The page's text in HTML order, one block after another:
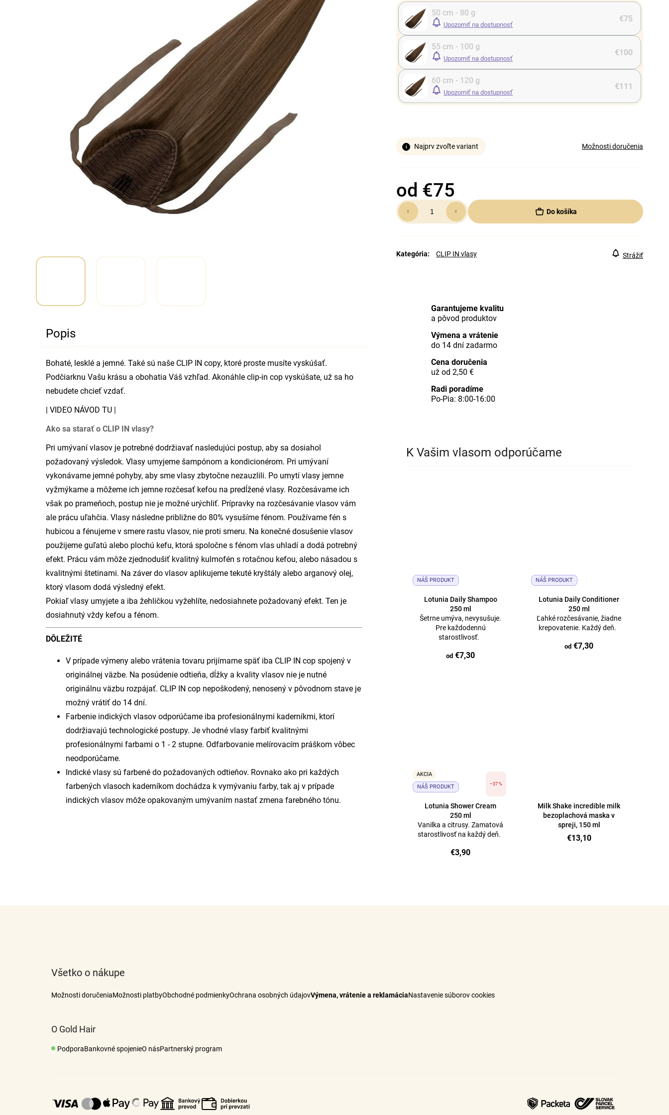
50 cm - 80 g
Upozorniť na dostupnosť
€75
55 cm - 100 g
Upozorniť na dostupnosť
€100
60 cm - 120 g
Upozorniť na dostupnosť
€111
Najprv zvoľte variant Možnosti doručenia
od €75
Jednotková
cena:
Do košíka
Kategória: CLIP IN vlasy Strážiť
Garantujeme kvalitu
a pôvod produktov
Výmena a vrátenie
do 14 dní zadarmo
Cena doručenia
už od 2,50 €
Radi poradíme
Po-Pia: 8:00-16:00
K Vašim vlasom odporúčame
NÁŠ PRODUKT
Lotunia Daily Shampoo
250 ml
Šetrne umýva, nevysušuje.
Pre každodennú
starostlivosť.
od €7,30
NÁŠ PRODUKT
Lotunia Daily Conditioner
250 ml
Ľahké rozčesávanie, žiadne
krepovatenie. Každý deň.
od €7,30
AKCIA
NÁŠ PRODUKT
–37 %
Lotunia Shower Cream
250 ml
Vanilka a citrusy. Zamatová
starostlivosť na každý deň.
€3,90
Milk Shake incredible milk
bezoplachová maska ​​v
spreji, 150 ml
€13,10
Popis
Bohaté, lesklé a jemné. Také sú naše CLIP IN copy, ktoré proste musíte vyskúšať.
Podčiarknu Vašu krásu a obohatia Váš vzhľad. Akonáhle clip-in cop vyskúšate, už sa ho
nebudete chcieť vzdať.
| VIDEO NÁVOD TU |
Ako sa starať o CLIP IN vlasy?
Pri umývaní vlasov je potrebné dodržiavať nasledujúci postup, aby sa dosiahol
požadovaný výsledok. Vlasy umyjeme šampónom a kondicionérom. Pri umývaní
vykonávame jemné pohyby, aby sme vlasy zbytočne nezauzlili. Po umytí vlasy jemne
vyžmýkame a môžeme ich jemne rozčesať kefou na predĺžené vlasy. Rozčesávame ich
však po prameňoch, postup nie je možné urýchliť. Prípravky na rozčesávanie vlasov vám
ale prácu uľahčia. Vlasy následne približne do 80% vysušíme fénom. Používame fén s
hubicou a fénujeme v smere rastu vlasov, nie proti smeru. Na konečné dosušenie vlasov
použijeme guľatú alebo plochú kefu, ktorá spoločne s fénom vlas uhladí a dodá potrebný
efekt. Prácu vám môže zjednodušiť kvalitný kulmofén s rotačnou kefou, alebo násadou s
kvalitnými štetinami. Na záver do vlasov aplikujeme tekuté kryštály alebo arganový olej,
ktorý vlasom dodá výsledný efekt.
Pokiaľ vlasy umyjete a iba žehličkou vyžehlíte, nedosiahnete požadovaný efekt. Ten je
dosiahnutý vždy kefou a fénom.
DÔLEŽITÉ
V prípade výmeny alebo vrátenia tovaru prijímame späť iba CLIP IN cop spojený v
originálnej väzbe. Na posúdenie odtieňa, dĺžky a kvality vlasov nie je nutné
originálnu väzbu rozpájať. CLIP IN cop nepoškodený, nenosený v pôvodnom stave je
možný vrátiť do 14 dní.
Farbenie indických vlasov odporúčame iba profesionálnymi kaderníkmi, ktorí
dodržiavajú technologické postupy. Je vhodné vlasy farbiť kvalitnými
profesionálnymi farbami o 1 - 2 stupne. Odfarbovanie melírovacím práškom vôbec
neodporúčame.
Indické vlasy sú farbené do požadovaných odtieňov. Rovnako ako pri každých
farbených vlasoch kaderníkom dochádza k vymývaniu farby, tak aj v prípade
indických vlasov môže opakovaným umývaním nastať zmena farebného tónu.
Všetko o nákupe
Možnosti doručeniaMožnosti platbyObchodné podmienkyOchrana osobných údajovVýmena, vrátenie a reklamáciaNastavenie súborov cookies
O Gold Hair
PodporaBankovné spojenieO násPartnerský program